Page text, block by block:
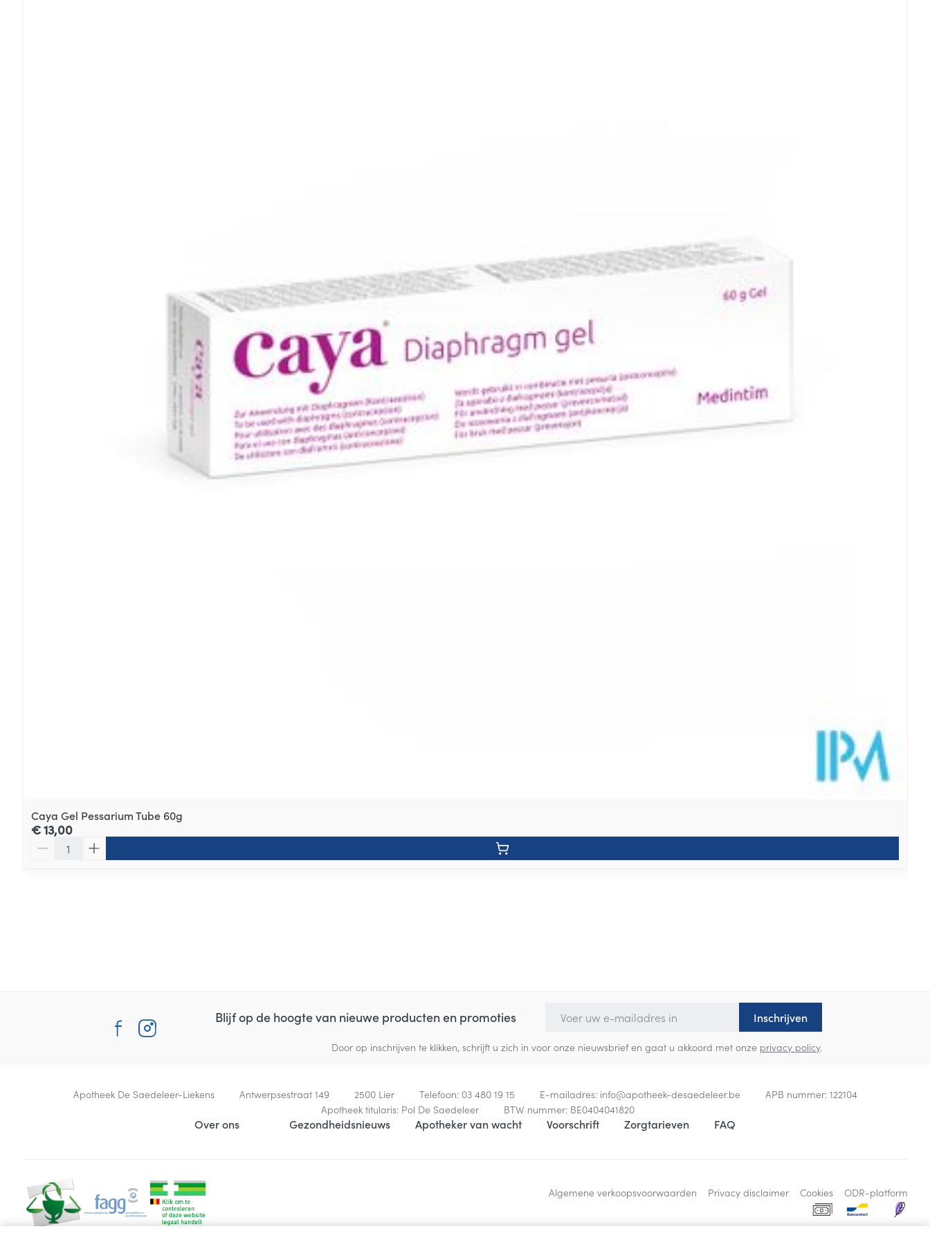
Caya Gel Pessarium Tube 60g
€ 13,00
Blijf op de hoogte van nieuwe producten en promoties Inschrijven
Door op inschrijven te klikken, schrijft u zich in voor onze nieuwsbrief en gaat u akkoord met onze privacy policy.
Contacteer ons
Apotheek De Saedeleer-Liekens Antwerpsestraat 149 2500 Lier Telefoon: 03 480 19 15 E-mailadres: info@apotheek-desaedeleer.be APB nummer: 122104
Apotheek titularis: Pol De Saedeleer BTW nummer: BE0404041820
Over ons Gezondheidsnieuws Apotheker van wacht Voorschrift Zorgtarieven FAQ
Algemene verkoopsvoorwaarden Privacy disclaimer Cookies ODR-platform